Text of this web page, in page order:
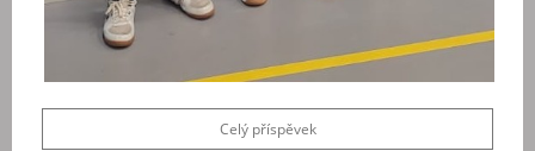
Celý příspěvek